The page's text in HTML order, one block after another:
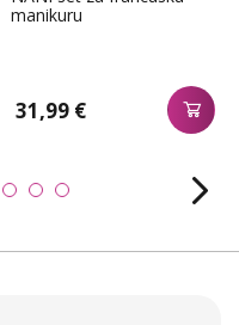
manikuru
31,99 €